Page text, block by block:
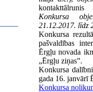
kontakttālrunis
Konkursa
21.12.2017. līdz
Konkursa
pašvaldības
Ērgļu novada
„Ērgļu ziņas”.
Konkursa
gada 16. janvārī
Konkursa